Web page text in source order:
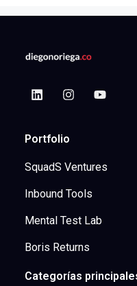
Portfolio
SquadS Ventures
Inbound Tools
Mental Test Lab
Boris Returns
Categorías